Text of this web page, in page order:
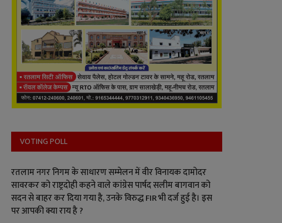
VOTING POLL
रतलाम नगर निगम के साधारण सम्मेलन में वीर विनायक दामोदर
सावरकर को राष्ट्रदोही कहने वाले कांग्रेस पार्षद सलीम बागवान को
सदन से बाहर कर दिया गया है, उनके विरुद्ध FIR भी दर्ज हुई है। इस
पर आपकी क्या राय है ?